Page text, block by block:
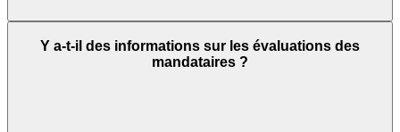
Y a-t-il des informations sur les évaluations des
mandataires ?